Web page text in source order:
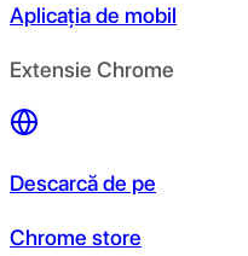
Aplicația de mobil
Extensie Chrome
Descarcă de pe
Chrome store